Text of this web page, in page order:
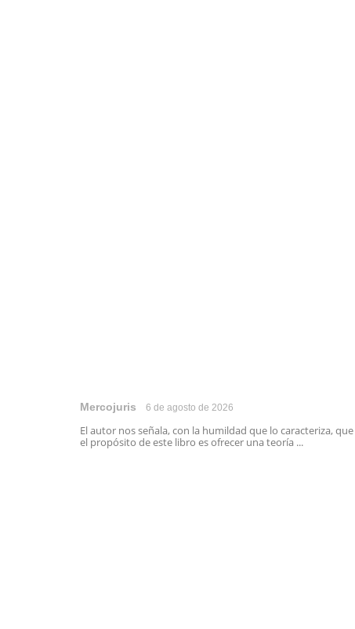
Mercojuris 6 de agosto de 2026
El autor nos señala, con la humildad que lo caracteriza, que
el propósito de este libro es ofrecer una teoría ...